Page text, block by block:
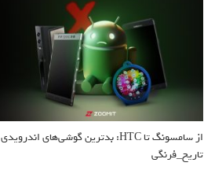
از سامسونگ تا HTC: بدترین گوشی‌های اندرویدی
تاریخ_فرنگی